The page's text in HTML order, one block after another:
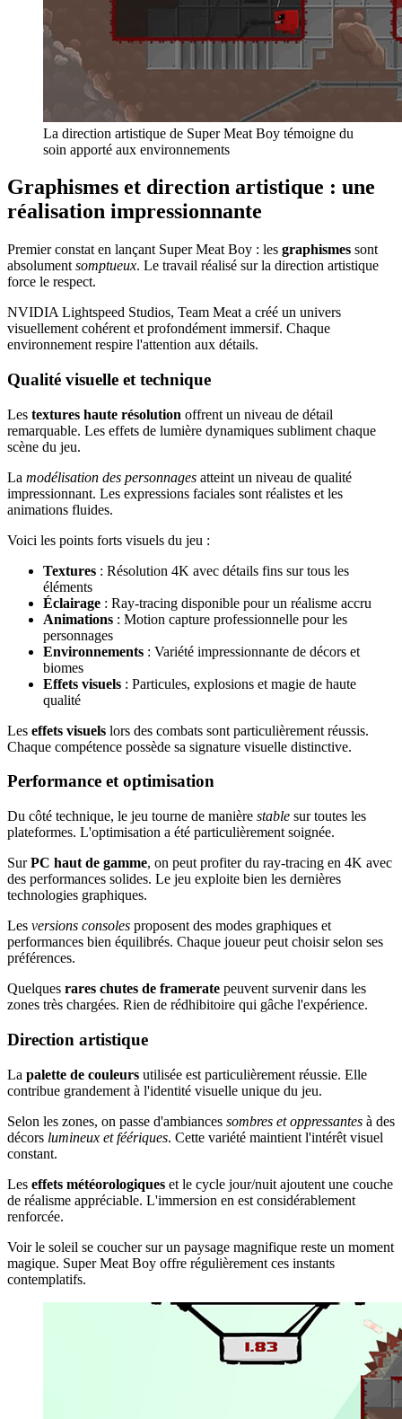
La direction artistique de Super Meat Boy témoigne du
soin apporté aux environnements
Graphismes et direction artistique : une
réalisation impressionnante
Premier constat en lançant Super Meat Boy : les graphismes sont
absolument somptueux. Le travail réalisé sur la direction artistique
force le respect.
NVIDIA Lightspeed Studios, Team Meat a créé un univers
visuellement cohérent et profondément immersif. Chaque
environnement respire l'attention aux détails.
Qualité visuelle et technique
Les textures haute résolution offrent un niveau de détail
remarquable. Les effets de lumière dynamiques subliment chaque
scène du jeu.
La modélisation des personnages atteint un niveau de qualité
impressionnant. Les expressions faciales sont réalistes et les
animations fluides.
Voici les points forts visuels du jeu :
Textures : Résolution 4K avec détails fins sur tous les
éléments
Éclairage : Ray-tracing disponible pour un réalisme accru
Animations : Motion capture professionnelle pour les
personnages
Environnements : Variété impressionnante de décors et
biomes
Effets visuels : Particules, explosions et magie de haute
qualité
Les effets visuels lors des combats sont particulièrement réussis.
Chaque compétence possède sa signature visuelle distinctive.
Performance et optimisation
Du côté technique, le jeu tourne de manière stable sur toutes les
plateformes. L'optimisation a été particulièrement soignée.
SurPC haut de gamme, on peut profiter du ray-tracing en 4K avec
des performances solides. Le jeu exploite bien les dernières
technologies graphiques.
Les versions consoles proposent des modes graphiques et
performances bien équilibrés. Chaque joueur peut choisir selon ses
préférences.
Quelques rares chutes de framerate peuvent survenir dans les
zones très chargées. Rien de rédhibitoire qui gâche l'expérience.
Direction artistique
La palette de couleurs utilisée est particulièrement réussie. Elle
contribue grandement à l'identité visuelle unique du jeu.
Selon les zones, on passe d'ambiances sombres et oppressantes à des
décors lumineux et féériques. Cette variété maintient l'intérêt visuel
constant.
Les effets météorologiques et le cycle jour/nuit ajoutent une couche
de réalisme appréciable. L'immersion en est considérablement
renforcée.
Voir le soleil se coucher sur un paysage magnifique reste un moment
magique. Super Meat Boy offre régulièrement ces instants
contemplatifs.